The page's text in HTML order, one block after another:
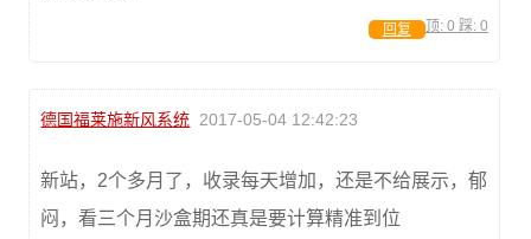
顶: 0 踩: 0
回复
德国福莱施新风系统 2017-05-04 12:42:23
新站，2个多月了，收录每天增加，还是不给展示，郁
闷，看三个月沙盒期还真是要计算精准到位